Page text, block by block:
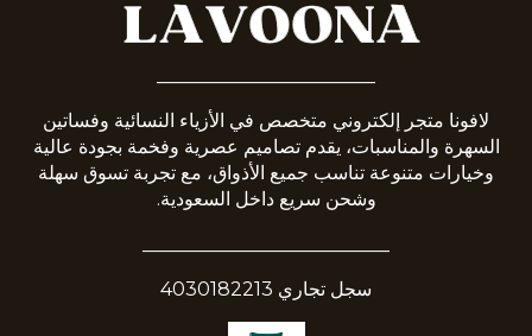
لافونا متجر إلكتروني متخصص في الأزياء النسائية وفساتين
السهرة والمناسبات، يقدم تصاميم عصرية وفخمة بجودة عالية
وخيارات متنوعة تناسب جميع الأذواق، مع تجربة تسوق سهلة
وشحن سريع داخل السعودية.
سجل تجاري 4030182213